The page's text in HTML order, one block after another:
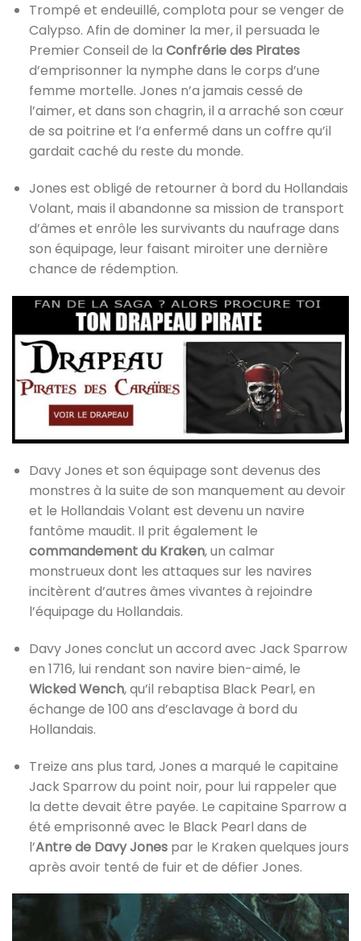
Trompé et endeuillé, complota pour se venger de
Calypso. Afin de dominer la mer, il persuada le
Premier Conseil de la Confrérie des Pirates
d’emprisonner la nymphe dans le corps d’une
femme mortelle. Jones n’a jamais cessé de
l’aimer, et dans son chagrin, il a arraché son cœur
de sa poitrine et l’a enfermé dans un coffre qu’il
gardait caché du reste du monde.
Jones est obligé de retourner à bord du Hollandais
Volant, mais il abandonne sa mission de transport
d’âmes et enrôle les survivants du naufrage dans
son équipage, leur faisant miroiter une dernière
chance de rédemption.
Davy Jones et son équipage sont devenus des
monstres à la suite de son manquement au devoir
et le Hollandais Volant est devenu un navire
fantôme maudit. Il prit également le
commandement du Kraken, un calmar
monstrueux dont les attaques sur les navires
incitèrent d’autres âmes vivantes à rejoindre
l’équipage du Hollandais.
Davy Jones conclut un accord avec Jack Sparrow
en 1716, lui rendant son navire bien-aimé, le
Wicked Wench, qu’il rebaptisa Black Pearl, en
échange de 100 ans d’esclavage à bord du
Hollandais.
Treize ans plus tard, Jones a marqué le capitaine
Jack Sparrow du point noir, pour lui rappeler que
la dette devait être payée. Le capitaine Sparrow a
été emprisonné avec le Black Pearl dans de
l’Antre de Davy Jonespar le Kraken quelques jours
après avoir tenté de fuir et de défier Jones.